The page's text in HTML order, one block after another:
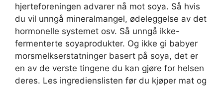
hjerteforeningen advarer nå mot soya. Så hvis
du vil unngå mineralmangel, ødeleggelse av det
hormonelle systemet osv. Så unngå ikke-
fermenterte soyaprodukter. Og ikke gi babyer
morsmelkserstatninger basert på soya, det er
en av de verste tingene du kan gjøre for helsen
deres. Les ingredienslisten før du kjøper mat og